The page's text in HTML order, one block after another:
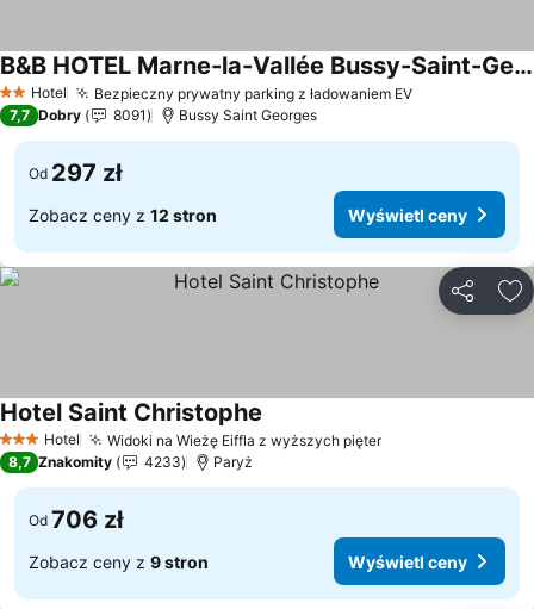
2 Kategoria
Hotel Bezpieczny prywatny parking z ładowaniem EVWyświetl
B&B HOTEL Marne-la-Vallée Bussy-Saint-Georges
Wyświetl ceny
7,7 Dobry 8091 Bussy Saint Georges
Od 297 zł
Zobacz ceny z 12 stron Wyświetl ceny
3 Kategoria
Hotel Widoki na Wieżę Eiffla z wyższych pięterWyświetl ceny
Hotel Saint Christophe
8,7 Znakomity 4233 Paryż
Od 706 zł
Zobacz ceny z 9 stron Wyświetl ceny